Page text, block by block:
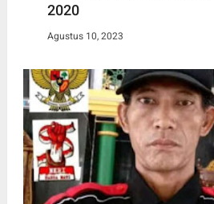
2020
Agustus 10, 2023